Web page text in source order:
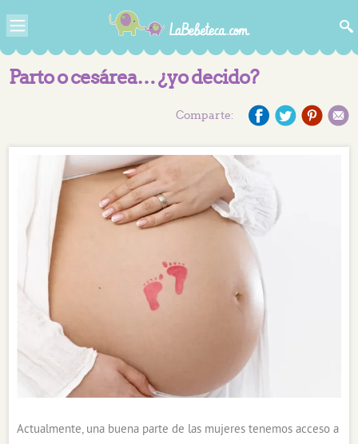
Parto o cesárea… ¿yo decido?
Comparte:
Actualmente, una buena parte de las mujeres tenemos acceso a